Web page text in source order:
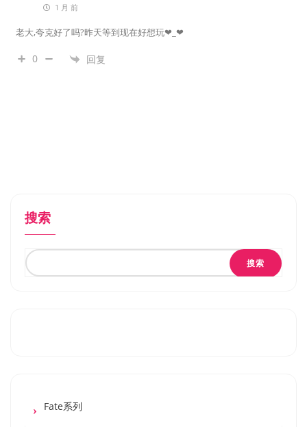
1 月 前
老大,夸克好了吗?昨天等到现在好想玩❤_ ❤
0 回复
搜索
搜索
Fate系列